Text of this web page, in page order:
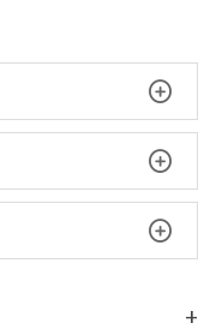
+